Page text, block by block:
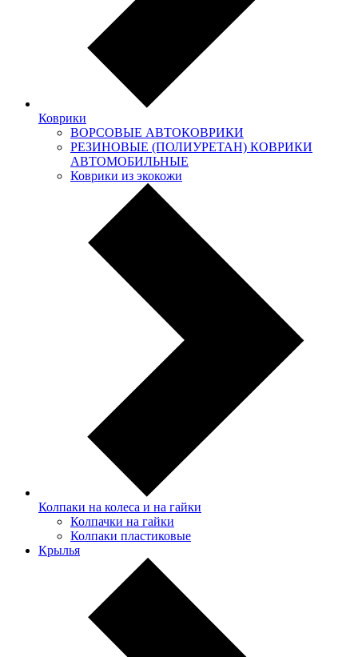
Коврики
ВОРСОВЫЕ АВТОКОВРИКИ
РЕЗИНОВЫЕ (ПОЛИУРЕТАН) КОВРИКИ
АВТОМОБИЛЬНЫЕ
Коврики из экокожи
Колпаки на колеса и на гайки
Колпачки на гайки
Колпаки пластиковые
Крылья